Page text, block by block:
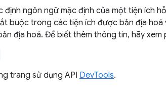
định ngôn ngữ mặc định của một tiện ích
buộc trong các tiện ích được bản địa
địa hoá. Để biết thêm thông tin, hãy xem
trang sử dụng API DevTools.